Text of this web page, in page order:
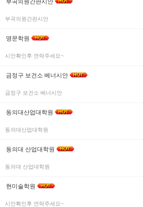
부곡의원간판시안
부곡의원간판시안
명문학원
시안확인후 연락주세요~
금정구 보건소 베너시안
금정구 보건소 베너시안
동의대산업대학원
동의대산업대학원
동의대 산업대학원
동의대 산업대학원
현미술학원
시안확인후 연락주세요~